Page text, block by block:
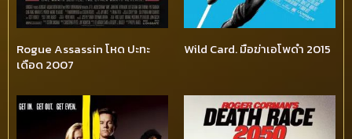
Rogue Assassin โหด ปะทะ
เดือด 2007
Wild Card. มือฆ่าเอโพดำ 2015